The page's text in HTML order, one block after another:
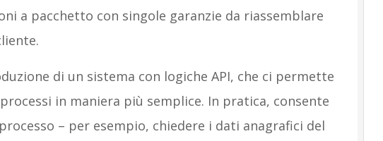
a pacchetto con singole garanzie da riassemblare
di un sistema con logiche API, che ci permette
in maniera più semplice. In pratica, consente
– per esempio, chiedere i dati anagrafici del